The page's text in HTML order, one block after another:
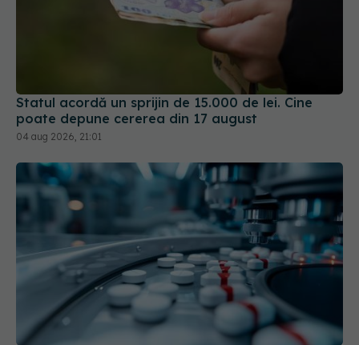
Statul acordă un sprijin de 15.000 de lei. Cine
poate depune cererea din 17 august
04 aug 2026, 21:01